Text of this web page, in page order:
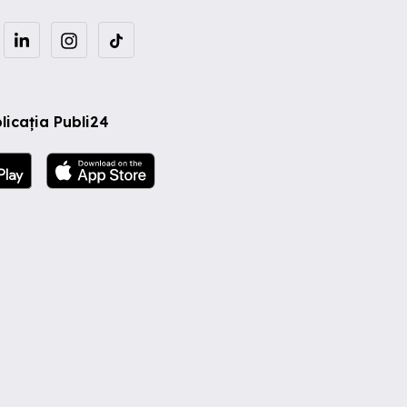
Publi24